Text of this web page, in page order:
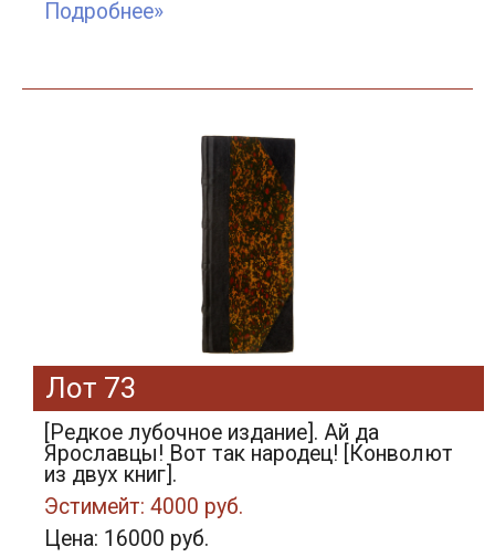
Подробнее»
Лот 73
[Редкое лубочное издание]. Ай да
Ярославцы! Вот так народец! [Конволют
из двух книг].
Эстимейт: 4000 руб.
Цена: 16000 руб.